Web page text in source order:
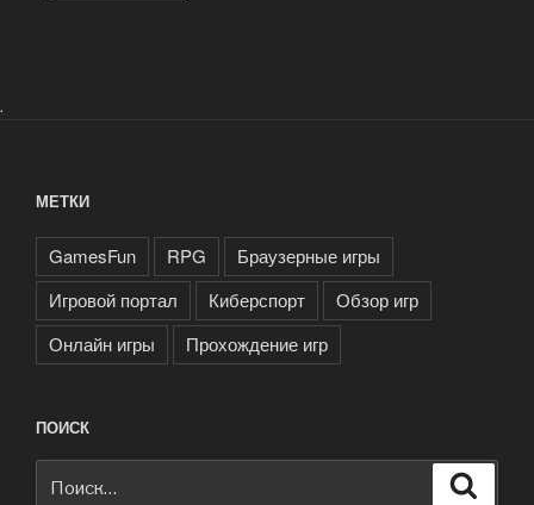
.
МЕТКИ
GamesFun RPG
Браузерные игры
Игровой портал
Киберспорт
Обзор игр
Онлайн игры
Прохождение игр
ПОИСК